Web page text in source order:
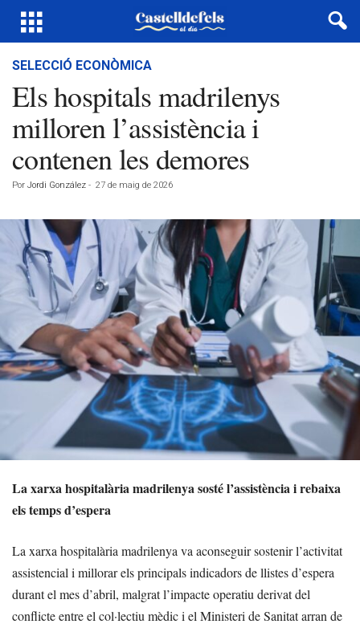
SELECCIÓ ECONÒMICA
Els hospitals madrilenys
milloren l’assistència i
contenen les demores
Por Jordi González - 27 de maig de 2026
La xarxa hospitalària madrilenya sosté l’assistència i rebaixa
els temps d’espera
La xarxa hospitalària madrilenya va aconseguir sostenir l’activitat
assistencial i millorar els principals indicadors de llistes d’espera
durant el mes d’abril, malgrat l’impacte operatiu derivat del
conflicte entre el col·lectiu mèdic i el Ministeri de Sanitat arran de